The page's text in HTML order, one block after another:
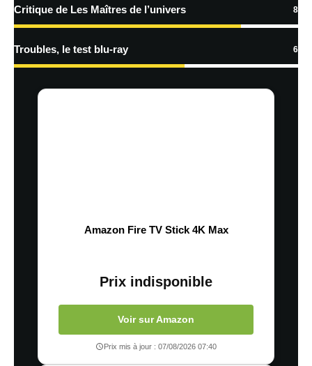
Critique de Les Maîtres de l’univers 8
Troubles, le test blu-ray 6
Amazon Fire TV Stick 4K Max
Prix indisponible
Voir sur Amazon
Prix mis à jour : 07/08/2026 07:40